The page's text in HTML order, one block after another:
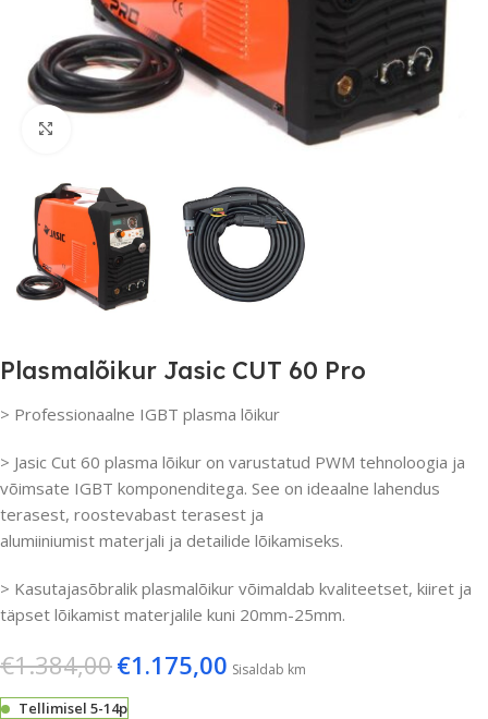
Plasmalõikur Jasic CUT 60 Pro
> Professionaalne IGBT plasma lõikur
> Jasic Cut 60 plasma lõikur on varustatud PWM tehnoloogia ja
võimsate IGBT komponenditega. See on ideaalne lahendus
terasest, roostevabast terasest ja
alumiiniumist materjali ja detailide lõikamiseks.
> Kasutajasõbralik plasmalõikur võimaldab kvaliteetset, kiiret ja
täpset lõikamist materjalile kuni 20mm-25mm.
€1.384,00€1.175,00 Sisaldab km
Tellimisel 5-14p